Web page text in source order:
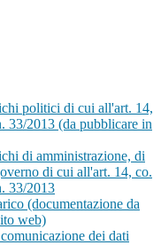
politici di cui all'art. 14,
33/2013 (da pubblicare in
di amministrazione, di
di cui all'art. 14, co.
33/2013
(documentazione da
web)
dei dati